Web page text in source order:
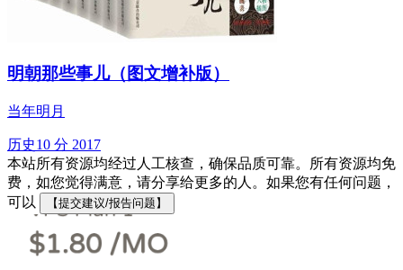
明朝那些事儿（图文增补版）
当年明月
历史10 分 2017
本站所有资源均经过人工核查，确保品质可靠。所有资源均免
费，如您觉得满意，请分享给更多的人。如果您有任何问题，
可以
【提交建议/报告问题】